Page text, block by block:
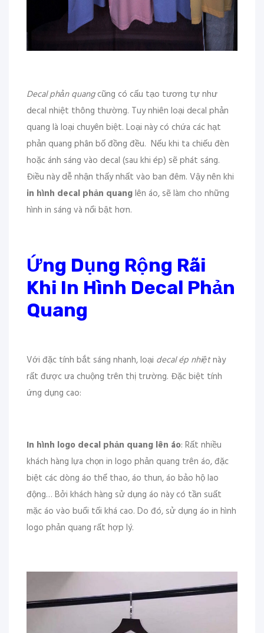
Decal phản quangcũng có cấu tạo tương tự như
decal nhiệt thông thường. Tuy nhiên loại decal phản
quang là loại chuyên biệt. Loại này có chứa các hạt
phản quang phân bố đồng đều. Nếu khi ta chiếu đèn
hoặc ánh sáng vào decal (sau khi ép) sẽ phát sáng.
Điều này dễ nhận thấy nhất vào ban đêm. Vậy nên khi
in hình decal phản quanglên áo, sẽ làm cho những
hình in sáng và nổi bật hơn.
Ứng Dụng Rộng Rãi
Khi In Hình Decal Phản
Quang
Với đặc tính bắt sáng nhanh, loại decal ép nhiệtnày
rất được ưa chuộng trên thị trường. Đặc biệt tính
ứng dụng cao:
In hình logo decal phản quang lên áo: Rất nhiều
khách hàng lựa chọn in logo phản quang trên áo, đặc
biệt các dòng áo thể thao, áo thun, áo bảo hộ lao
động… Bởi khách hàng sử dụng áo này có tần suất
mặc áo vào buổi tối khá cao. Do đó, sử dụng áo in hình
logo phản quang rất hợp lý.